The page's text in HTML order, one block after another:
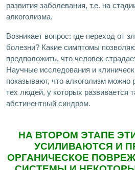
развития заболевания, т.е. на
алкоголизма.
Возникает вопрос: где переход от
болезни? Какие симптомы
предположить, что человек
Научные исследования и
показывают, что алкоголизм можно
тех людей, у которых развивается
абстинентный синдром.
НА ВТОРОМ ЭТАПЕ
УСИЛИВАЮТСЯ И
ОРГАНИЧЕСКОЕ